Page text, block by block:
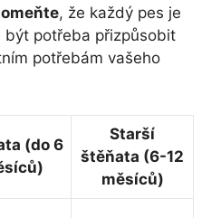
, že každý pes je
být potřeba přizpůsobit
potřebám vašeho
(do 6
Starší
štěňata (6-12
měsíců)